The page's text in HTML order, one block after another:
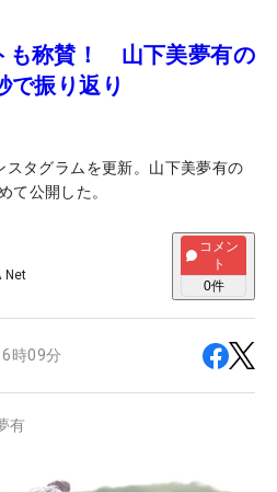
も称賛！ 山下美夢有の
で振り返り
スタグラムを更新。山下美夢有の
て公開した。
Net
コメン
ト
0件
時09分
有